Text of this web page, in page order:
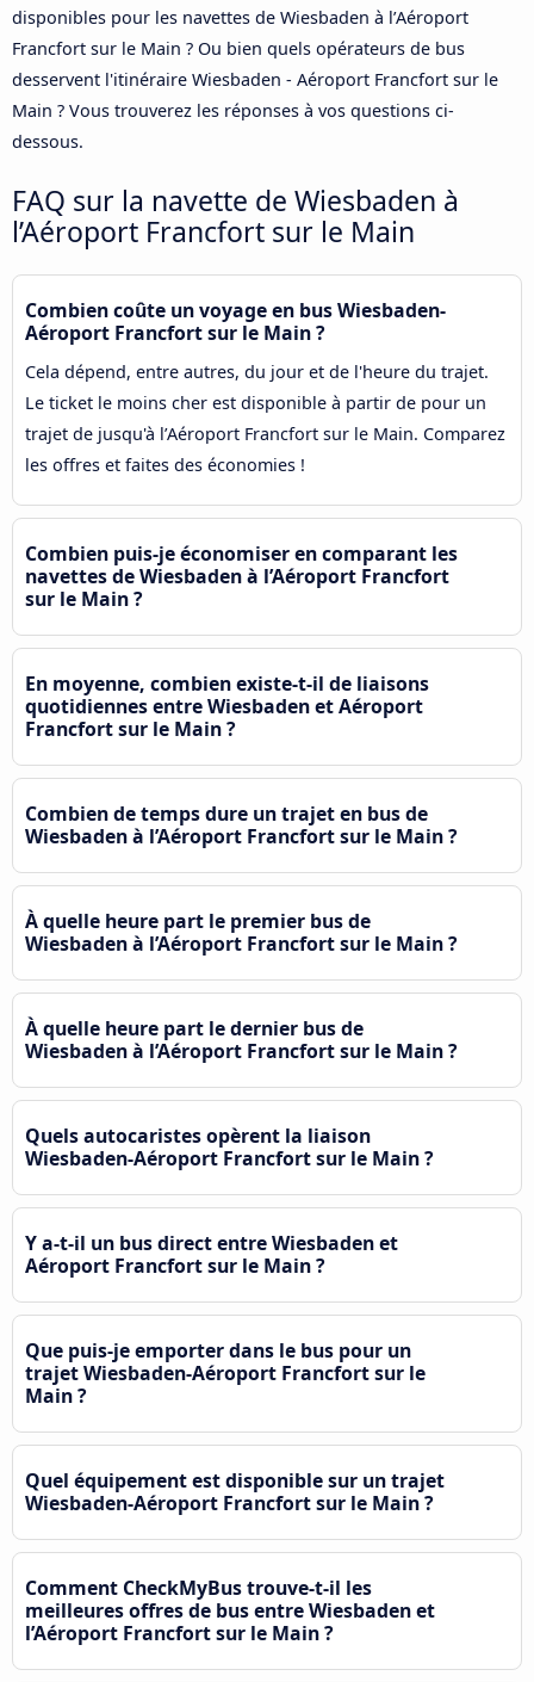
disponibles pour les navettes de Wiesbaden à l’Aéroport
Francfort sur le Main ? Ou bien quels opérateurs de bus
desservent l'itinéraire Wiesbaden - Aéroport Francfort sur le
Main ? Vous trouverez les réponses à vos questions ci-
dessous.
FAQ sur la navette de Wiesbaden à
l’Aéroport Francfort sur le Main
Combien coûte un voyage en bus Wiesbaden-
Aéroport Francfort sur le Main ?
Cela dépend, entre autres, du jour et de l'heure du trajet.
Le ticket le moins cher est disponible à partir de pour un
trajet de jusqu'à l’Aéroport Francfort sur le Main. Comparez
les offres et faites des économies !
Combien puis-je économiser en comparant les
navettes de Wiesbaden à l’Aéroport Francfort
sur le Main ?
En moyenne, combien existe-t-il de liaisons
quotidiennes entre Wiesbaden et Aéroport
Francfort sur le Main ?
Combien de temps dure un trajet en bus de
Wiesbaden à l’Aéroport Francfort sur le Main ?
À quelle heure part le premier bus de
Wiesbaden à l’Aéroport Francfort sur le Main ?
À quelle heure part le dernier bus de
Wiesbaden à l’Aéroport Francfort sur le Main ?
Quels autocaristes opèrent la liaison
Wiesbaden-Aéroport Francfort sur le Main ?
Y a-t-il un bus direct entre Wiesbaden et
Aéroport Francfort sur le Main ?
Que puis-je emporter dans le bus pour un
trajet Wiesbaden-Aéroport Francfort sur le
Main ?
Quel équipement est disponible sur un trajet
Wiesbaden-Aéroport Francfort sur le Main ?
Comment CheckMyBus trouve-t-il les
meilleures offres de bus entre Wiesbaden et
l’Aéroport Francfort sur le Main ?